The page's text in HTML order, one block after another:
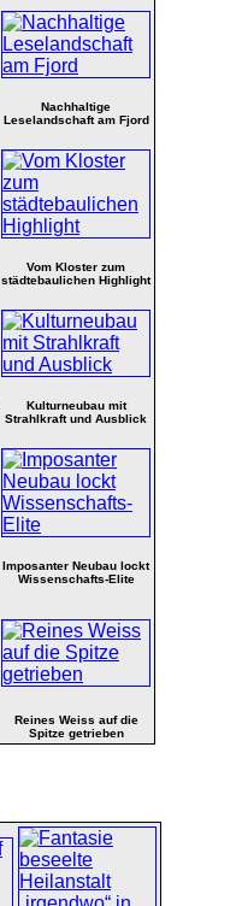
Nachhaltige
Leselandschaft am Fjord
Vom Kloster zum
städtebaulichen Highlight
Kulturneubau mit
Strahlkraft und Ausblick
Imposanter Neubau lockt
Wissenschafts-Elite
Reines Weiss auf die
Spitze getrieben